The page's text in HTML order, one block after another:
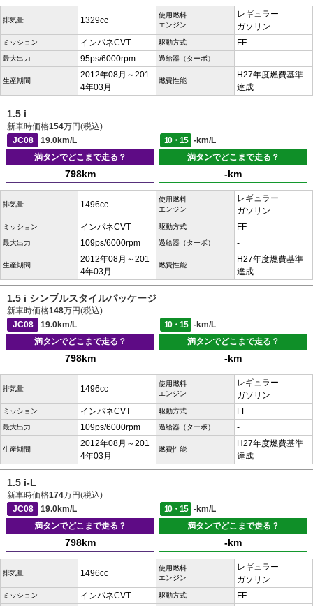
排気量 1329cc
使用燃料
エンジン
レギュラー
ガソリン
ミッション インパネCVT 駆動方式 FF
最大出力 95ps/6000rpm 過給器（ターボ） -
生産期間
2012年08月～201
4年03月
燃費性能
H27年度燃費基準
達成
1.5 i
新車時価格154万円(税込)
JC08
19.0km/L 10・15
-km/L
満タンでどこまで走る？
798km
満タンでどこまで走る？
-km
排気量 1496cc
使用燃料
エンジン
レギュラー
ガソリン
ミッション インパネCVT 駆動方式 FF
最大出力 109ps/6000rpm 過給器（ターボ） -
生産期間
2012年08月～201
4年03月
燃費性能
H27年度燃費基準
達成
1.5 i シンプルスタイルパッケージ
新車時価格148万円(税込)
JC08
19.0km/L 10・15
-km/L
満タンでどこまで走る？
798km
満タンでどこまで走る？
-km
排気量 1496cc
使用燃料
エンジン
レギュラー
ガソリン
ミッション インパネCVT 駆動方式 FF
最大出力 109ps/6000rpm 過給器（ターボ） -
生産期間
2012年08月～201
4年03月
燃費性能
H27年度燃費基準
達成
1.5 i-L
新車時価格174万円(税込)
JC08
19.0km/L 10・15
-km/L
満タンでどこまで走る？
798km
満タンでどこまで走る？
-km
排気量 1496cc
使用燃料
エンジン
レギュラー
ガソリン
ミッション インパネCVT 駆動方式 FF